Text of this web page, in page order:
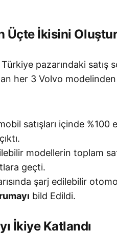
Üçte İkisini
pazarındaki satış
her 3 Volvo
satışları içinde %100
çıktı.
modellerin toplam
geçti.
şarj edilebilir
bild Edildi.
İkiye Katlandı